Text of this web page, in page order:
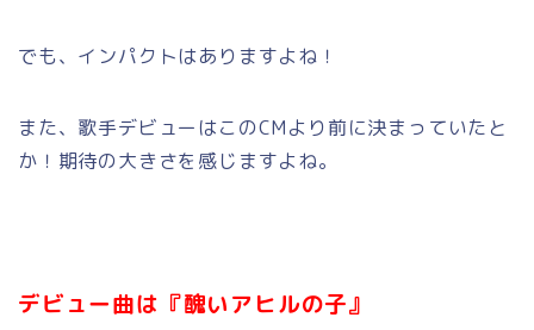
でも、インパクトはありますよね！
また、歌手デビューはこのCMより前に決まっていたと
か！期待の大きさを感じますよね。
デビュー曲は『醜いアヒルの子』